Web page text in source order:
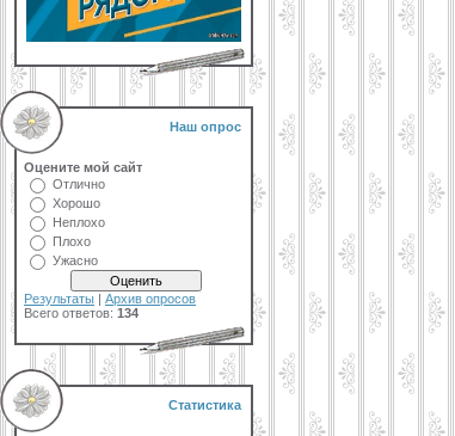
Наш опрос
Оцените мой сайт
Отлично
Хорошо
Неплохо
Плохо
Ужасно
Результаты | Архив опросов
Всего ответов: 134
Статистика